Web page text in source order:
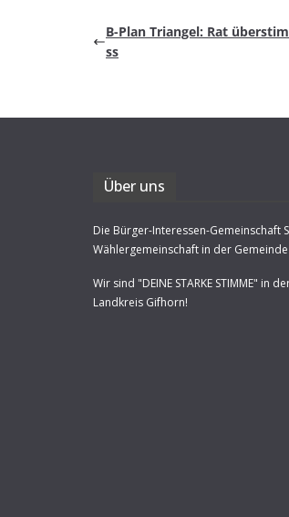
B-Plan Tri­an­gel: Rat
ss
Über uns
Die Bürger-Interessen-Gemeinschaft
Wählergemeinschaft in der
Wir sind "DEINE STARKE STIMME" in
Landkreis Gifhorn!